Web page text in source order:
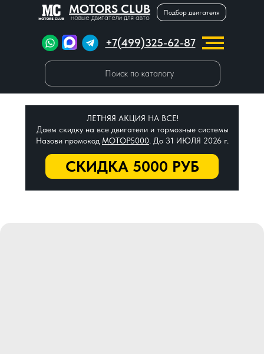
MOTORS CLUB
новые двигатели для авто
Подбор двигателя
+7(499)325-62-87
Поиск по каталогу
СКИДКА 5000 РУБ
ЛЕТНЯЯ АКЦИЯ НА ВСЕ!
Даем скидку на все двигатели и тормозные системы
Назови промокод МОТОР5000. До 31 ИЮЛЯ 2026 г.